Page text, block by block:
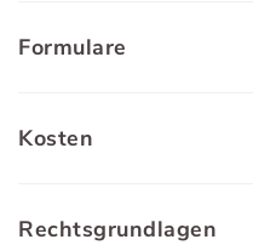
Formulare
Kosten
Rechtsgrundlagen